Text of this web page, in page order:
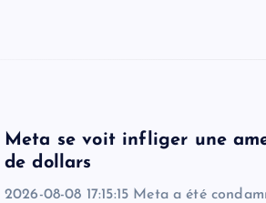
Meta se voit infliger une
de dollars
2026-08-08 17:15:15 Meta a été